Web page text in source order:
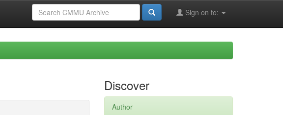
Sign on to:
Discover
Author